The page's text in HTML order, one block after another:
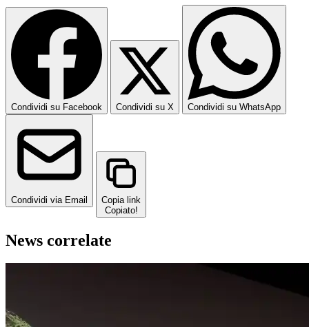
Condividi su Facebook Condividi su X Condividi su WhatsApp
Condividi via Email
Copia link
Copiato!
News correlate